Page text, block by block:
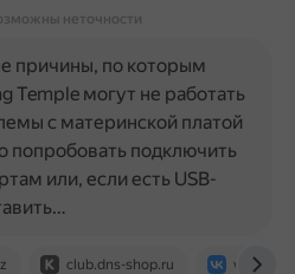
неточности
club.dns-shop.ru vk.com
причины, по которым
Temple могут не работать
с материнской платой
подключить
или, если есть USB-